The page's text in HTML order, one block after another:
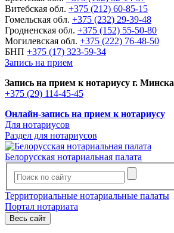
Витебская обл. +375 (212) 60-85-15
Гомельская обл. +375 (232) 29-39-48
Гродненская обл. +375 (152) 55-50-80
Могилевская обл. +375 (222) 76-48-50
БНП +375 (17) 323-59-34
Запись на прием
Запись на прием к нотариусу г. Минска
+375 (29) 114-45-45
Онлайн-запись на прием к нотариусу
Для нотариусов
Раздел для нотариусов
Белорусская нотариальная палата
Территориальные нотариальные палаты
Портал нотариата
Весь сайт